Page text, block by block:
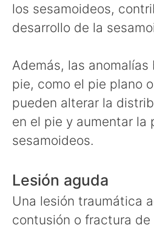
los sesamoideos,
desarrollo de la
Además, las
pie, como el pie plano
pueden alterar la
en el pie y aumentar la
sesamoideos.
Lesión aguda
Una lesión traumática
contusión o fractura de